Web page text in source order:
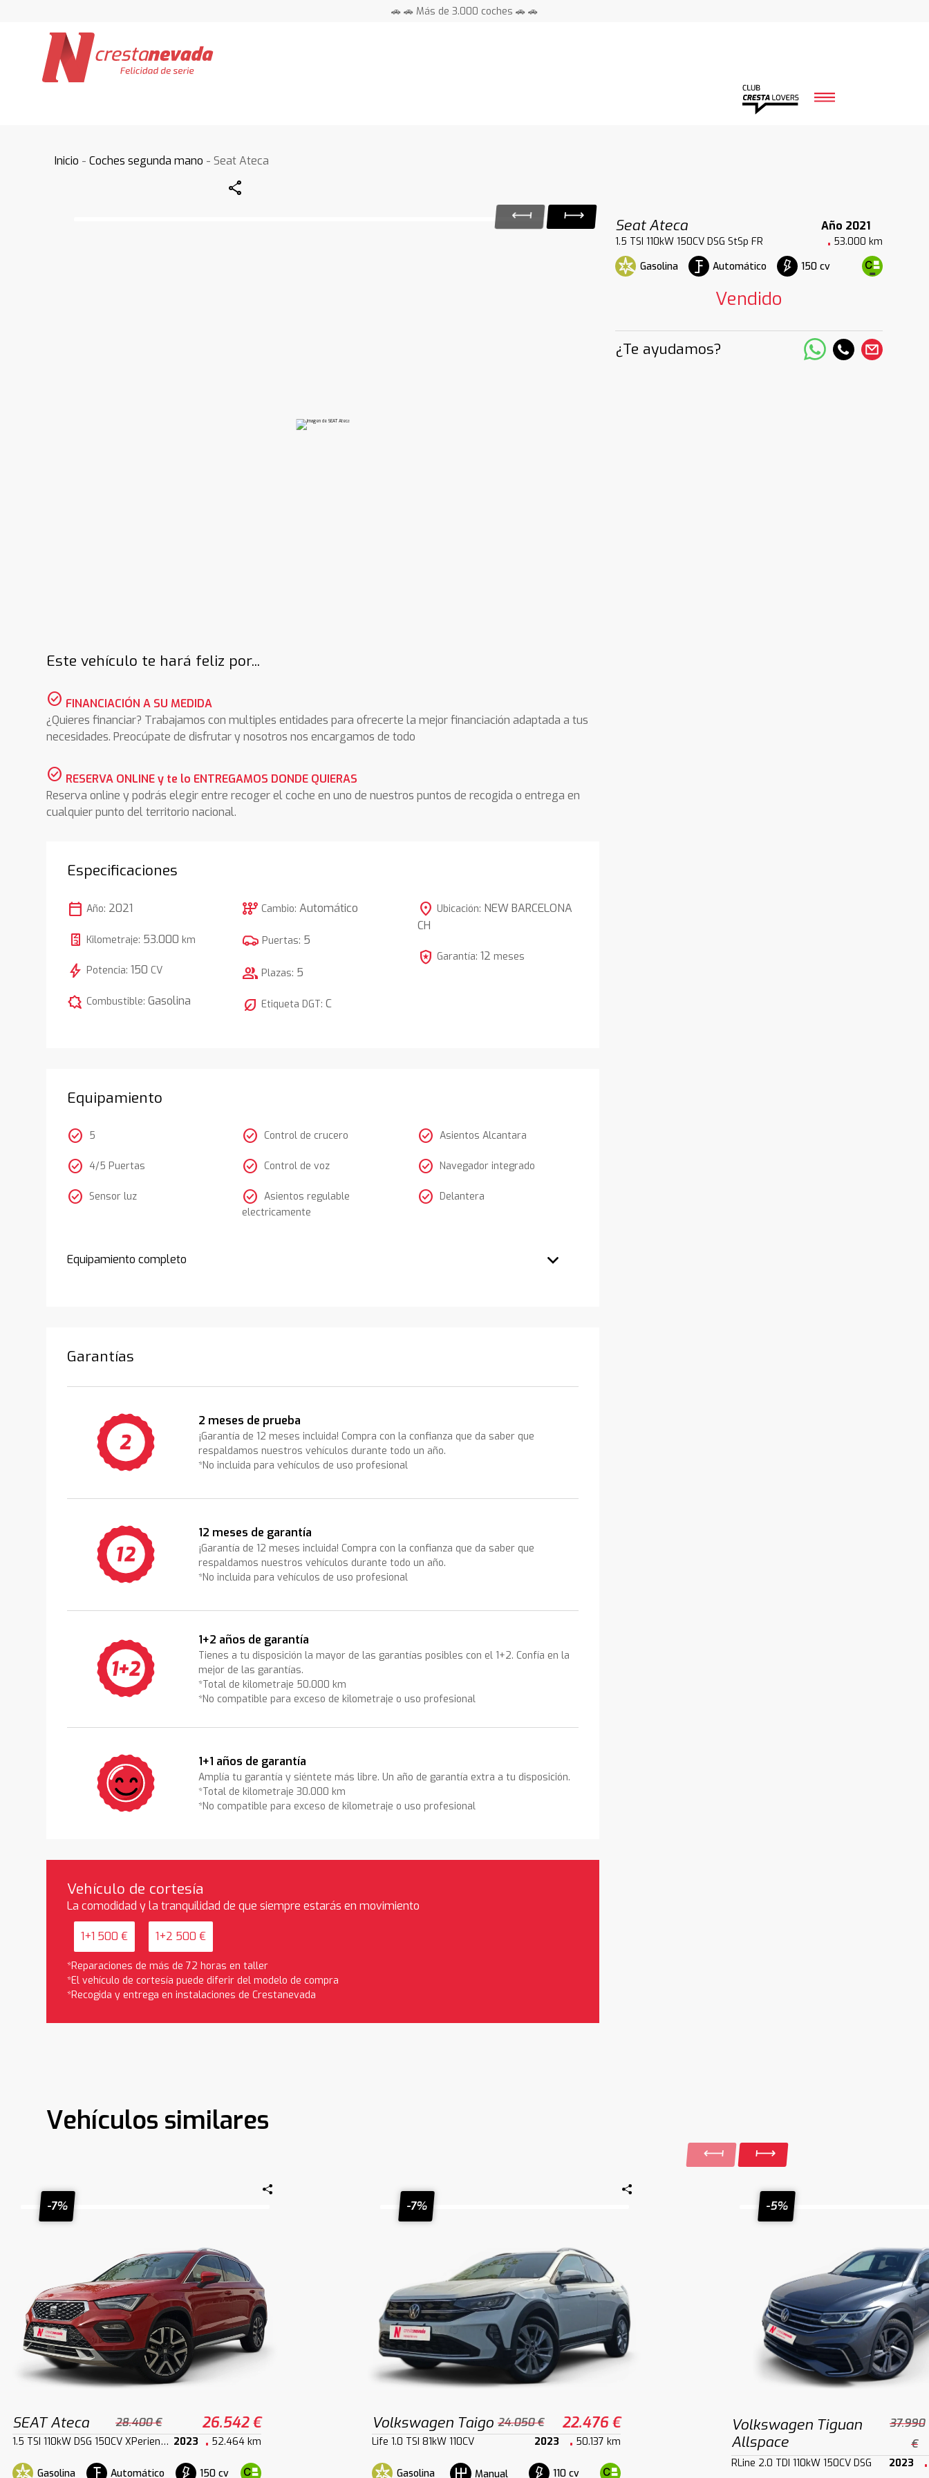
🚗 🚗 Más de 3.000 coches 🚗 🚗
Inicio -Coches segunda mano - Seat Ateca
Share
Seat Ateca
Año 2021
1.5 TSI 110kW 150CV DSG StSp FR
53.000 km
Gasolina
Automático 150 cv
Vendido
¿Te ayudamos?
Este vehículo te hará feliz por...
check_circle FINANCIACIÓN A SU MEDIDA
¿Quieres financiar? Trabajamos con multiples entidades para ofrecerte la mejor financiación adaptada a tus
necesidades. Preocúpate de disfrutar y nosotros nos encargamos de todo
check_circle RESERVA ONLINE y te lo ENTREGAMOS DONDE QUIERAS
Reserva online y podrás elegir entre recoger el coche en uno de nuestros puntos de recogida o entrega en
cualquier punto del territorio nacional.
Especificaciones
calendar_today Año: 2021
Kilometraje: 53.000 km
bolt Potencia:150 CV
comic_bubble Combustible:Gasolina
auto_transmission Cambio:Automático
Puertas: 5
group Plazas: 5
nest_eco_leaf Etiqueta DGT:C
location_on Ubicación: NEW BARCELONA
CH
local_police Garantía: 12 meses
Equipamiento
check_circle 5
check_circle 4/5 Puertas
check_circle Sensor luz
check_circle Control de crucero
check_circle Control de voz
check_circle Asientos regulable
electricamente
check_circle Asientos Alcantara
check_circle Navegador integrado
check_circle Delantera
Equipamiento completo
Garantías
2 meses de prueba
¡Garantía de 12 meses incluida! Compra con la confianza que da saber que
respaldamos nuestros vehículos durante todo un año.
*No incluida para vehículos de uso profesional
12 meses de garantía
¡Garantía de 12 meses incluida! Compra con la confianza que da saber que
respaldamos nuestros vehículos durante todo un año.
*No incluida para vehículos de uso profesional
1+2 años de garantía
Tienes a tu disposición la mayor de las garantías posibles con el 1+2. Confía en la
mejor de las garantías.
*Total de kilometraje 50.000 km
*No compatible para exceso de kilometraje o uso profesional
1+1 años de garantía
Amplía tu garantía y siéntete más libre. Un año de garantía extra a tu disposición.
*Total de kilometraje 30.000 km
*No compatible para exceso de kilometraje o uso profesional
Vehículo de cortesía
La comodidad y la tranquilidad de que siempre estarás en movimiento
1+1 500 € 1+2 500 €
*Reparaciones de más de 72 horas en taller
*El vehículo de cortesía puede diferir del modelo de compra
*Recogida y entrega en instalaciones de Crestanevada
Vehículos similares
-7%
SEAT Ateca 28.400 € 26.542 €
1.5 TSI 110kW DSG 150CV XPerience XM 2023 52.464 km
Gasolina Automático 150 cv
-7%
Volkswagen Taigo 24.050 € 22.476 €
Life 1.0 TSI 81kW 110CV 2023 50.137 km
Gasolina Manual 110 cv
-5%
Volkswagen Tiguan
Allspace
37.990
€
RLine 2.0 TDI 110kW 150CV DSG 2023